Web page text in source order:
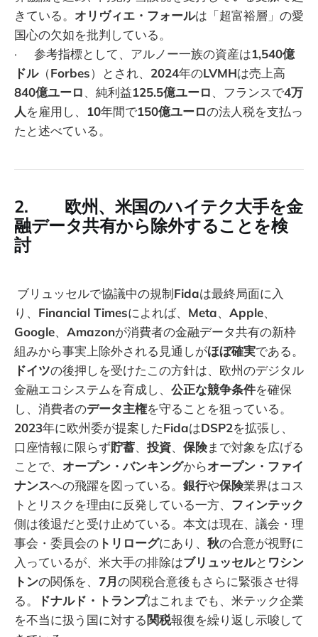
きている。 オリヴィエ・フォールは「超富裕層」の愛
国心の欠如を批判している。
· 参考指標として、アルノー一族の資産は1,540億
ドル（Forbes）とされ、 2024年のLVMHは売上高
840億ユーロ、純利益125.5億ユーロ、フランスで4万
人を雇用し、 10年間で150億ユーロの法人税を支払っ
たと述べている。
2. 欧州、米国のハイテク大手を金
融データ共有から除外することを検
討
ブリュッセルで協議中の規制Fidaは最終局面に入
り、 Financial Timesによれば、 Meta、 Apple、
Google、 Amazonが消費者の金融データ共有の新枠
組みから事実上除外される見通しがほぼ確実である。
ドイツの後押しを受けたこの方針は、欧州のデジタル
金融エコシステムを育成し、 公正な競争条件を確保
し、消費者のデータ主権を守ることを狙っている。
2023年に欧州委が提案したFidaはDSP2を拡張し、
口座情報に限らず貯蓄、 投資、 保険まで対象を広げる
ことで、 オープン・バンキングからオープン・ファイ
ナンスへの飛躍を図っている。 銀行や保険業界はコス
トとリスクを理由に反発している一方、 フィンテック
側は後退だと受け止めている。本文は現在、議会・理
事会・委員会の トリローグにあり、 秋の合意が視野に
入っているが、米大手の排除はブリュッセルと ワシン
トンの関係を、 7月の関税合意後もさらに緊張させ得
る。
ドナルド・トランプはこれまでも、米テック企業
を不当に扱う国に対する関税報復を繰り返し示唆して